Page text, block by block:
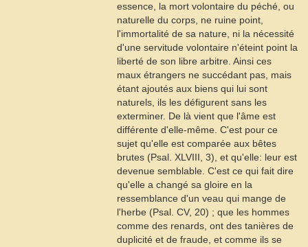
essence, la mort volontaire du péché, ou
naturelle du corps, ne ruine point,
l'immortalité de sa nature, ni la nécessité
d'une servitude volontaire n'éteint point la
liberté de son libre arbitre. Ainsi ces
maux étrangers ne succédant pas, mais
étant ajoutés aux biens qui lui sont
naturels, ils les défigurent sans les
exterminer. De là vient que l'âme est
différente d'elle-même. C'est pour ce
sujet qu'elle est comparée aux bêtes
brutes (Psal . XLVIII, 3), et qu'elle: leur est
devenue semblable. C'est ce qui fait dire
qu'elle a changé sa gloire en la
ressemblance d'un veau qui mange de
l'herbe (Psal . CV, 20) ; que les hommes
comme des renards, ont des tanières de
duplicité et de fraude, et comme ils se